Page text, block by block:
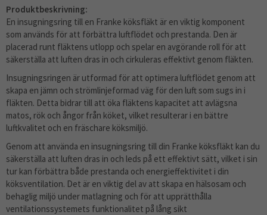
Produktbeskrivning:
En insugningsring till en Franke köksfläkt är en viktig komponent
som används för att förbättra luftflödet och prestanda. Den är
placerad runt fläktens utlopp och spelar en avgörande roll för att
säkerställa att luften dras in och cirkuleras effektivt genom fläkten.
Insugningsringen är utformad för att optimera luftflödet genom att
skapa en jämn och strömlinjeformad väg för den luft som sugs in i
fläkten. Detta bidrar till att öka fläktens kapacitet att avlägsna
matos, rök och ångor från köket, vilket resulterar i en bättre
luftkvalitet och en fräschare köksmiljö.
Genom att använda en insugningsring till din Franke köksfläkt kan du
säkerställa att luften dras in och leds på ett effektivt sätt, vilket i sin
tur kan förbättra både prestanda och energieffektivitet i din
köksventilation. Det är en viktig del av att skapa en hälsosam och
behaglig miljö under matlagning och för att upprätthålla
ventilationssystemets funktionalitet på lång sikt